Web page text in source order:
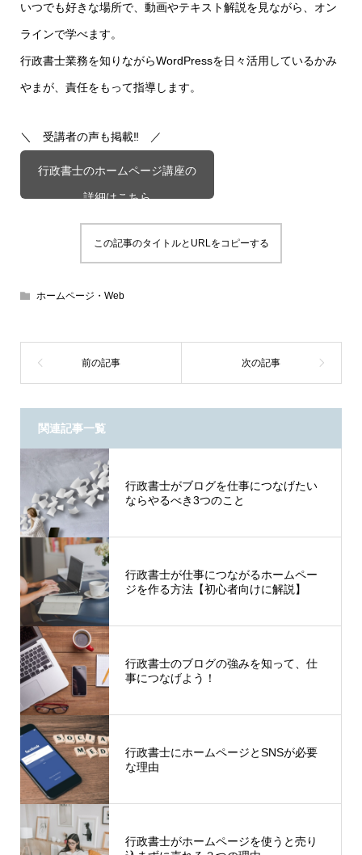
いつでも好きな場所で、動画やテキスト解説を見ながら、オン
ラインで学べます。
行政書士業務を知りながらWordPressを日々活用しているかみ
やまが、責任をもって指導します。
＼ 受講者の声も掲載‼ ／
行政書士のホームページ講座の
詳細はこちら
この記事のタイトルとURLをコピーする
ホームページ・Web
関連記事一覧
行政書士がブログを仕事につなげたい
ならやるべき3つのこと
行政書士が仕事につながるホームペー
ジを作る方法【初心者向けに解説】
行政書士のブログの強みを知って、仕
事につなげよう！
行政書士にホームページとSNSが必要
な理由
行政書士がホームページを使うと売り